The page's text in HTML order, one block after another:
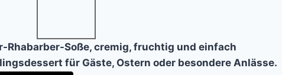
Rhabarber-Soße, cremig, fruchtig und einfach
für Gäste, Ostern oder besondere Anlässe.